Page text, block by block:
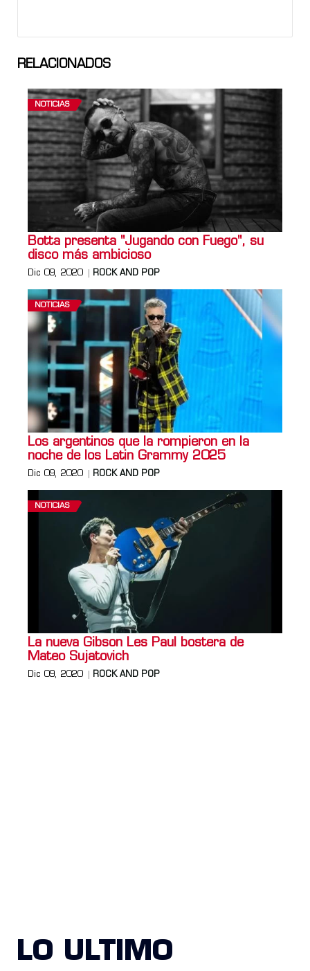
RELACIONADOS
NOTICIAS
Botta presenta "Jugando con Fuego", su
disco más ambicioso
Dic 09, 2020 ROCK AND POP
NOTICIAS
Los argentinos que la rompieron en la
noche de los Latin Grammy 2025
Dic 09, 2020 ROCK AND POP
NOTICIAS
La nueva Gibson Les Paul bostera de
Mateo Sujatovich
Dic 09, 2020 ROCK AND POP
LO ULTIMO